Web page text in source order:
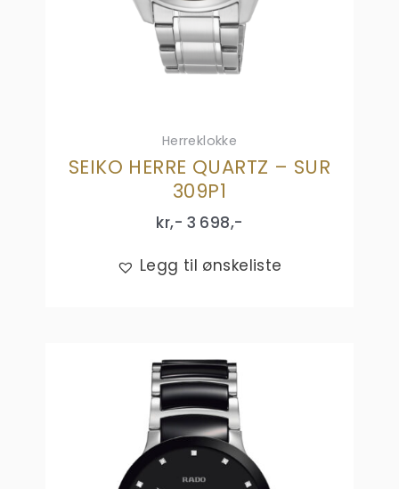
Herreklokke
SEIKO HERRE QUARTZ – SUR
309P1
kr,- 3 698,-
Legg til ønskeliste